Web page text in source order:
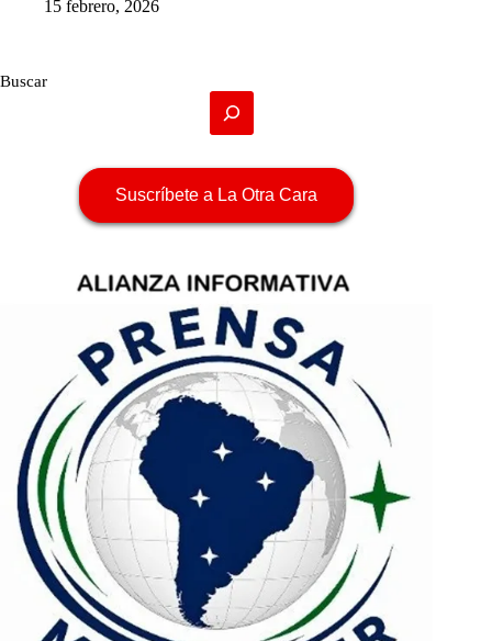
15 febrero, 2026
Buscar
Suscríbete a La Otra Cara